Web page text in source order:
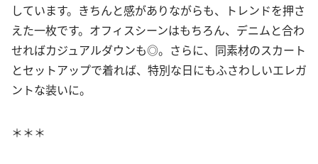
しています。きちんと感がありながらも、トレンドを押さ
えた一枚です。オフィスシーンはもちろん、デニムと合わ
せればカジュアルダウンも◎。さらに、同素材のスカート
とセットアップで着れば、特別な日にもふさわしいエレガ
ントな装いに。
＊＊＊